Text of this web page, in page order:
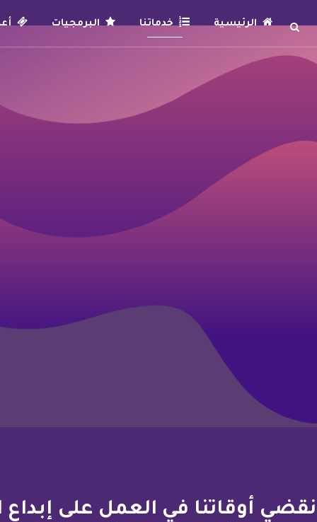
الرئيسية خدماتنا البرمجيات
نقضي أوقاتنا في العمل على إبداع